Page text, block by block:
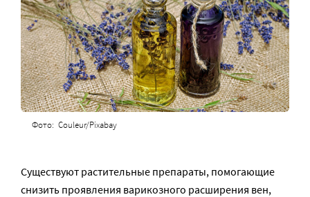
Фото: Couleur/Pixabay
Существуют растительные препараты, помогающие
снизить проявления варикозного расширения вен,